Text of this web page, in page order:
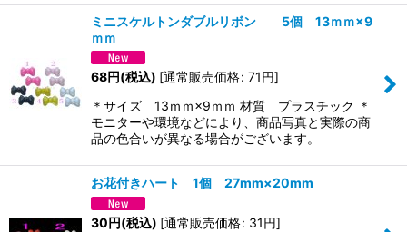
ミニスケルトンダブルリボン 5個 13ｍｍ×9
ｍｍ
68円(税込) [通常販売価格: 71円]
＊サイズ 13ｍｍ×9ｍｍ 材質 プラスチック ＊
モニターや環境などにより、商品写真と実際の商
品の色合いが異なる場合がございます。
お花付きハート 1個 27mm×20mm
30円(税込) [通常販売価格: 31円]